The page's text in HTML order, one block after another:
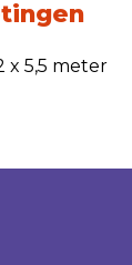
x 5,5 meter